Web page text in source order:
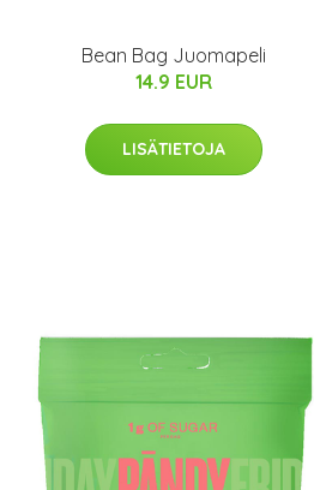
Bean Bag Juomapeli
14.9 EUR
LISÄTIETOJA